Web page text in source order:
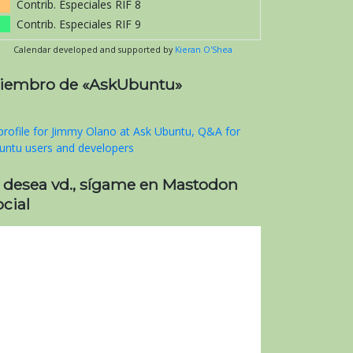
Contrib. Especiales RIF 8
Contrib. Especiales RIF 9
Calendar developed and supported by Kieran O'Shea
de «AskUbuntu»
desea vd., sígame en Mastodon